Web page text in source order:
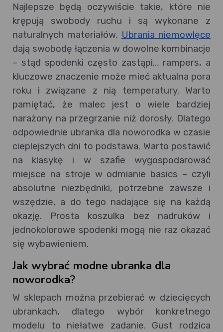
Najlepsze będą oczywiście takie, które nie
krępują swobody ruchu i są wykonane z
naturalnych materiałów. Ubrania niemowlęce
dają swobodę łączenia w dowolne kombinacje
– stąd spodenki często zastąpi… rampers, a
kluczowe znaczenie może mieć aktualna pora
roku i związane z nią temperatury. Warto
pamiętać, że malec jest o wiele bardziej
narażony na przegrzanie niż dorosły. Dlatego
odpowiednie ubranka dla noworodka w czasie
cieplejszych dni to podstawa. Warto postawić
na klasykę i w szafie wygospodarować
miejsce na stroje w odmianie basics – czyli
absolutne niezbędniki, potrzebne zawsze i
wszędzie, a do tego nadające się na każdą
okazję. Prosta koszulka bez nadruków i
jednokolorowe spodenki mogą nie raz okazać
się wybawieniem.
Jak wybrać modne ubranka dla
noworodka?
W sklepach można przebierać w dziecięcych
ubrankach, dlatego wybór konkretnego
modelu to niełatwe zadanie. Gust rodzica